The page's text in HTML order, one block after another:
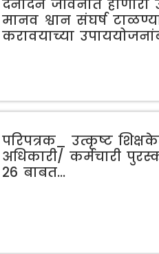
दैनंदिन जीवनात होणारा
मानव श्वान संघर्ष
करावयाच्या
परिपत्रक_ उत्कृष्ट
अधिकारी/ कर्मचारी
26 बाबत…